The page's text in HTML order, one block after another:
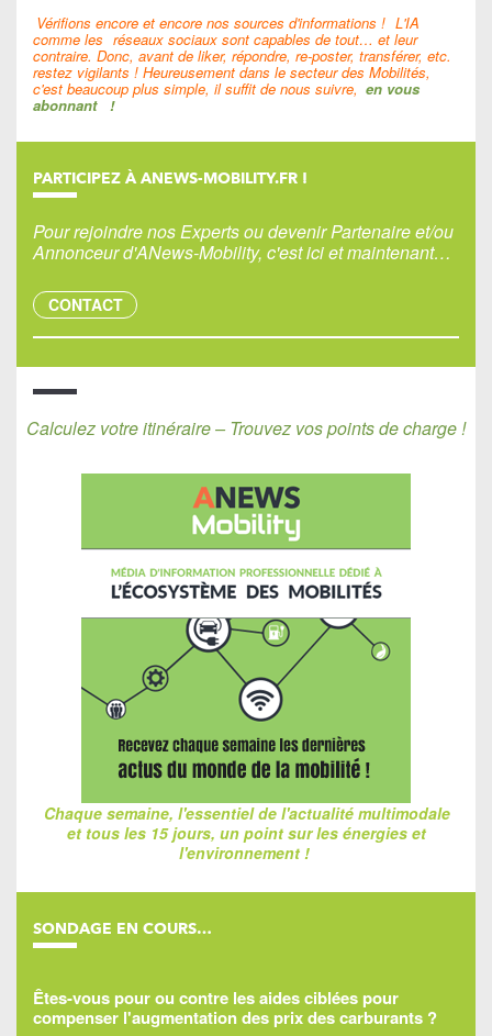
Vérifions encore et encore nos sources d'informations ! L'IA
comme les réseaux sociaux sont capables de tout… et leur
contraire. Donc, avant de liker, répondre, re-poster, transférer, etc.
restez vigilants ! Heureusement dans le secteur des Mobilités,
c'est beaucoup plus simple, il suffit de nous suivre, en vous
abonnant !
PARTICIPEZ À ANEWS-MOBILITY.FR !
Pour rejoindre nos Experts ou devenir Partenaire et/ou
Annonceur d'ANews-Mobility, c'est ici et maintenant…
CONTACT
Calculez votre itinéraire – Trouvez vos points de charge !
Chaque semaine, l'essentiel de l'actualité multimodale
et tous les 15 jours, un point sur les énergies et
l'environnement !
SONDAGE EN COURS…
Êtes-vous pour ou contre les aides ciblées pour
compenser l'augmentation des prix des carburants ?